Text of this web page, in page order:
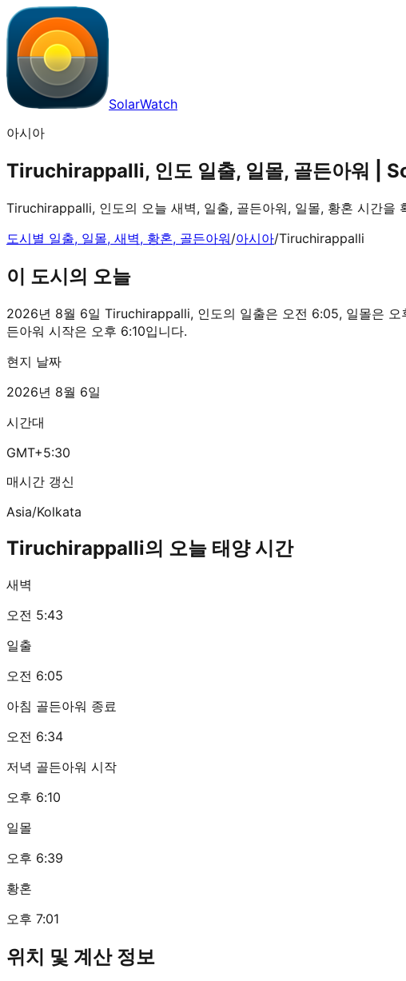
SolarWatch
아시아
Tiruchirappalli, 인도 일출, 일몰, 골든아워 |
Tiruchirappalli, 인도의 오늘 새벽, 일출, 골든아워, 일몰, 황혼 시간을
도시별 일출, 일몰, 새벽, 황혼, 골든아워/아시아/Tiruchirappalli
이 도시의 오늘
2026년 8월 6일 Tiruchirappalli, 인도의 일출은 오전 6:05, 일몰은
든아워 시작은 오후 6:10입니다.
현지 날짜
2026년 8월 6일
시간대
GMT+5:30
매시간 갱신
Asia/Kolkata
Tiruchirappalli의 오늘 태양 시간
새벽
오전 5:43
일출
오전 6:05
아침 골든아워 종료
오전 6:34
저녁 골든아워 시작
오후 6:10
일몰
오후 6:39
황혼
오후 7:01
위치 및 계산 정보